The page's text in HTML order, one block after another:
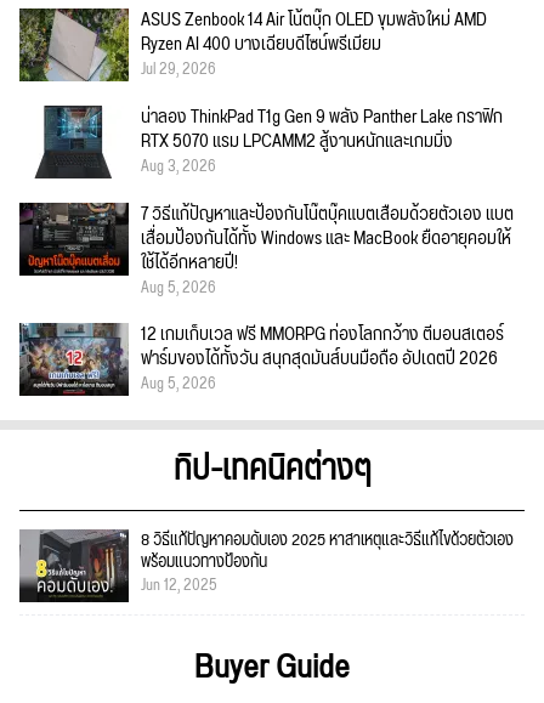
ASUS Zenbook 14 Air โน้ตบุ๊ก OLED ขุมพลังใหม่ AMD
Ryzen AI 400 บางเฉียบดีไซน์พรีเมียม
Jul 29, 2026
น่าลอง ThinkPad T1g Gen 9 พลัง Panther Lake กราฟิก
RTX 5070 แรม LPCAMM2 สู้งานหนักและเกมมิ่ง
Aug 3, 2026
7 วิธีแก้ปัญหาและป้องกันโน๊ตบุ๊คแบตเสื่อมด้วยตัวเอง แบต
เสื่อมป้องกันได้ทั้ง Windows และ MacBook ยืดอายุคอมให้
ใช้ได้อีกหลายปี!
Aug 5, 2026
12 เกมเก็บเวล ฟรี MMORPG ท่องโลกกว้าง ตีมอนสเตอร์
ฟาร์มของได้ทั้งวัน สนุกสุดมันส์บนมือถือ อัปเดตปี 2026
Aug 5, 2026
ทิป-เทคนิคต่างๆ
8 วิธีแก้ปัญหาคอมดับเอง 2025 หาสาเหตุและวิธีแก้ไขด้วยตัวเอง
พร้อมแนวทางป้องกัน
Jun 12, 2025
Buyer Guide